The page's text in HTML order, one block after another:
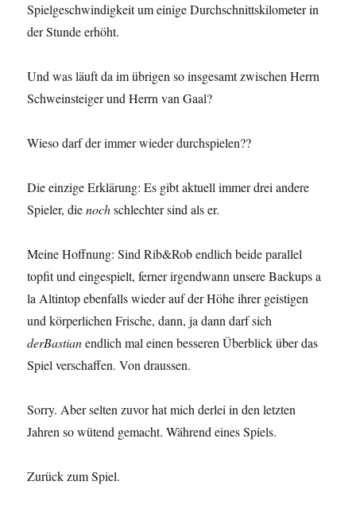
Spielgeschwindigkeit um einige Durchschnittskilometer in
der Stunde erhöht.
Und was läuft da im übrigen so insgesamt zwischen Herrn
Schweinsteiger und Herrn van Gaal?
Wieso darf der immer wieder durchspielen??
Die einzige Erklärung: Es gibt aktuell immer drei andere
Spieler, dienochschlechter sind als er.
Meine Hoffnung: Sind Rib&Rob endlich beide parallel
topfit und eingespielt, ferner irgendwann unsere Backups a
la Altintop ebenfalls wieder auf der Höhe ihrer geistigen
und körperlichen Frische, dann, ja dann darf sich
derBastianendlich mal einen besseren Überblick über das
Spiel verschaffen. Von draussen.
Sorry. Aber selten zuvor hat mich derlei in den letzten
Jahren so wütend gemacht. Während eines Spiels.
Zurück zum Spiel.